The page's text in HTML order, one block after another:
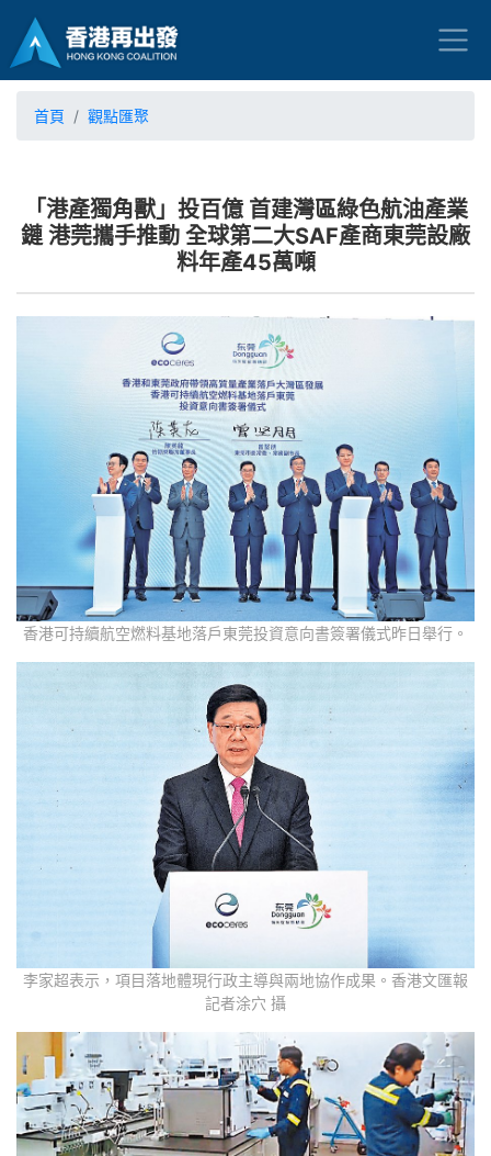
首頁 觀點匯聚
「港產獨角獸」投百億 首建灣區綠色航油產業
鏈 港莞攜手推動 全球第二大SAF產商東莞設廠
料年產45萬噸
香港可持續航空燃料基地落戶東莞投資意向書簽署儀式昨日舉行。
李家超表示，項目落地體現行政主導與兩地協作成果。香港文匯報
記者涂穴 攝